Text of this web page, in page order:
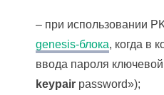
– при использовании
genesis-блока, когда в
ввода пароля
keypairpassword»);